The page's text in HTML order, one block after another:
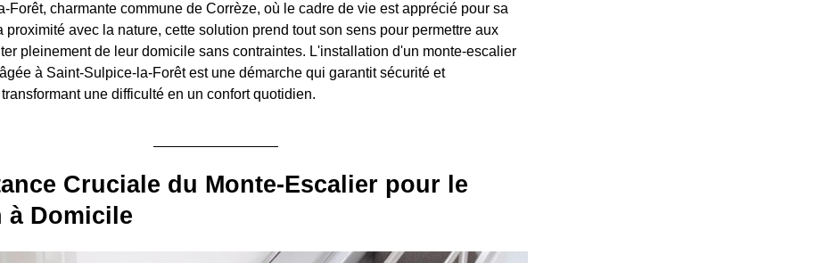
Forêt, charmante commune de Corrèze, où le cadre de vie est apprécié pour sa
proximité avec la nature, cette solution prend tout son sens pour permettre aux
pleinement de leur domicile sans contraintes. L'installation d'un monte-escalier
à Saint-Sulpice-la-Forêt est une démarche qui garantit sécurité et
une difficulté en un confort quotidien.
Cruciale du Monte-Escalier pour le
à Domicile